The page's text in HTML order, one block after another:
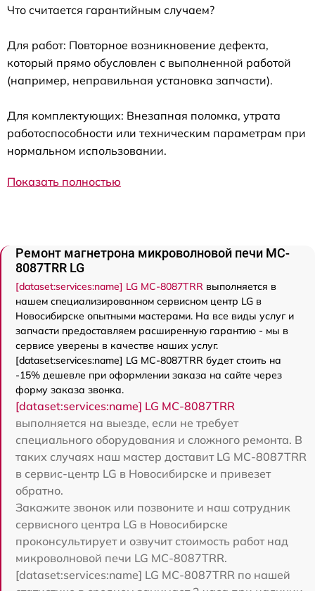
Что считается гарантийным случаем?
Для работ: Повторное возникновение дефекта,
который прямо обусловлен с выполненной работой
(например, неправильная установка запчасти).
Для комплектующих: Внезапная поломка, утрата
работоспособности или техническим параметрам при
нормальном использовании.
Показать полностью
Ремонт магнетрона микроволновой печи MC-
8087TRR LG
[dataset:services:name] LG MC-8087TRR выполняется в
нашем специализированном сервисном центр LG в
Новосибирске опытными мастерами. На все виды услуг и
запчасти предоставляем расширенную гарантию - мы в
сервисе уверены в качестве наших услуг.
[dataset:services:name] LG MC-8087TRR будет стоить на
-15% дешевле при оформлении заказа на сайте через
форму заказа звонка.
[dataset:services:name] LG MC-8087TRR
выполняется на выезде, если не требует
специального оборудования и сложного ремонта. В
таких случаях наш мастер доставит LG MC-8087TRR
в сервис-центр LG в Новосибирске и привезет
обратно.
Закажите звонок или позвоните и наш сотрудник
сервисного центра LG в Новосибирске
проконсультирует и озвучит стоимость работ над
микроволновой печи LG MC-8087TRR.
[dataset:services:name] LG MC-8087TRR по нашей